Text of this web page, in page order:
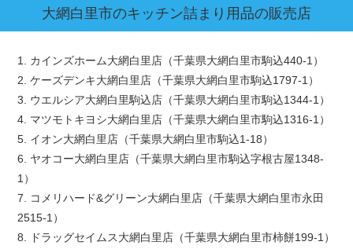
大網白里市のキッチン詰まり用品の販売店
1. カインズホーム大網白里店（千葉県大網白里市駒込440-1）
2. ケーズデンキ大網白里店（千葉県大網白里市駒込1797-1）
3. ウエルシア大網白里駒込店（千葉県大網白里市駒込1344-1）
4. マツモトキヨシ大網白里店（千葉県大網白里市駒込1316-1）
5. イオン大網白里店（千葉県大網白里市駒込1-18）
6. ヤオコー大網白里店（千葉県大網白里市駒込字根古屋1348-
1）
7. コメリハード&グリーン大網白里店（千葉県大網白里市永田
2515-1）
8. ドラッグセイムス大網白里店（千葉県大網白里市柿餅199-1）